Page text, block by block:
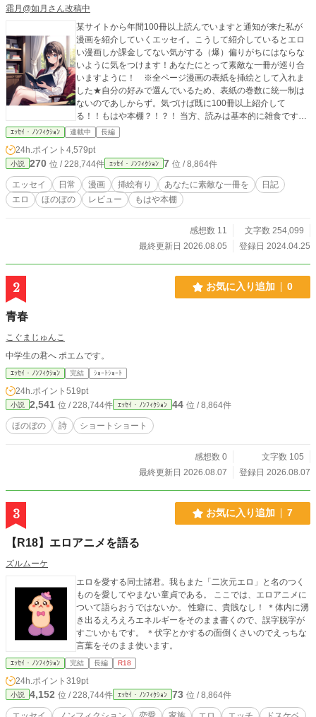
霜月@如月さん改稿中
某サイトから年間100冊以上読んでいますと通知が来た私が
漫画を紹介していくエッセイ。こうして紹介しているとエロ
い漫画しか課金してない気がする（爆）偏りがちにはならな
いように気をつけます！あなたにとって素敵な一冊が巡り合
いますように！ ※全ページ漫画の表紙を挿絵として入れま
した★自分の好みで選んでいるため、表紙の巻数に統一制は
ないのであしからず。気づけば既に100冊以上紹介して
る！！もはや本棚？！？！ 当方、読みは基本的に雑食です。
TL、BL、異世界ファンタジー、ロマンスファンタジー、サイ
コパス、中華ファンタジー、エログロ、復讐、ざまぁ、なん
でも読みますので、なんでもあります。（？） 紹介文が良か
ったり、この漫画面白いよね！分かる！！推し！！好
き！！！など、ありましたら、積極的にイイネ押して頂ける
と、他の方が選ぶ参考になるかなと思いますので、ぜひ、よ
ろしくお願いします。 なんせ、量が多いので！！！ ※ちなみ
理解の程、よろしくお願いします。
ｴｯｾｲ・ﾉﾝﾌｨｸｼｮﾝ 連載中 長編
24h.ポイント 4,579pt
小説 270 位 / 228,744件 ｴｯｾｲ・ﾉﾝﾌｨｸｼｮﾝ 7 位 / 8,864件
エッセイ 日常 漫画 挿絵有り あなたに素敵な一冊を
日記
エロ
ほのぼの レビュー もはや本棚
感想数 11
文字数 254,099
最終更新日 2026.08.05
登録日 2024.04.25
2 お気に入り追加 0
青春
こぐまじゅんこ
中学生の君へ ポエムです。
ｴｯｾｲ・ﾉﾝﾌｨｸｼｮﾝ 完結 ｼｮｰﾄｼｮｰﾄ
24h.ポイント 519pt
小説 2,541 位 / 228,744件 ｴｯｾｲ・ﾉﾝﾌｨｸｼｮﾝ 44 位 / 8,864件
ほのぼの 詩 ショートショート
感想数 0
文字数 105
最終更新日 2026.08.07
登録日 2026.08.07
3 お気に入り追加 7
【R18】エロアニメを語る
ズルムーケ
エロを愛する同士諸君。我もまた「二次元エロ」と名のつく
ものを愛してやまない童貞である。 ここでは、エロアニメに
ついて語らおうではないか。 性癖に、貴賎なし！ ＊体内に湧
き出るえろえろエネルギーをそのまま書くので、誤字脱字が
すごいかもです。 ＊伏字とかするの面倒くさいのでえっちな
言葉をそのまま使います。
ｴｯｾｲ・ﾉﾝﾌｨｸｼｮﾝ 完結 長編 R18
24h.ポイント 319pt
小説 4,152 位 / 228,744件 ｴｯｾｲ・ﾉﾝﾌｨｸｼｮﾝ 73 位 / 8,864件